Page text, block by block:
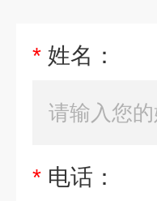
* 姓名：
* 电话：